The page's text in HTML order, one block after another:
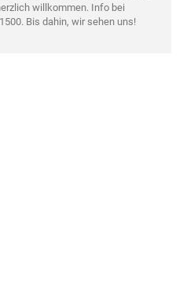
willkommen. Info bei
Bis dahin, wir sehen uns!